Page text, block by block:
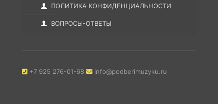
ПОЛИТИКА КОНФИДЕНЦИАЛЬНОСТИ
ВОПРОСЫ-ОТВЕТЫ
+7 925 276-01-68 info@podberimuzyku.ru